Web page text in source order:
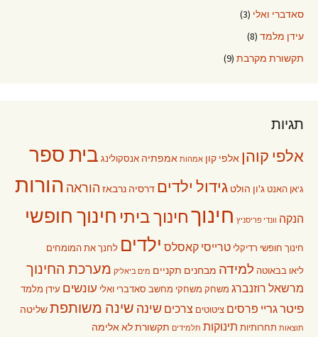
סאדברי ואלי (3)
עידן מלמד (8)
תקשורת מקרבת (9)
תגיות
אלפי קוהן אלפי קון אמהות אמפתיה אנסקולינג בית ספר
ג'אן האנט ג'ון הולט גידול ילדים דרסיה נרבאז הוראה הורות
הנקה וונדי פריסניץ חינוךחינוך ביתי חינוך חופשי
חינוך חופשי רדיקלי טרייסי קאסלס ילדים לחנך את המומחים
ליאו בבאוטה למידה מבחנים תקניים מים ביאליק מערכת החינוך
מרשאל רוזנברג משחק משחקי מחשב סאדברי ואלי עונשים עידן מלמד
פיטר גריי פרסים ציטוטים צרכים שינה שינה משותפתשליטה
תוצאות תחרותיות תינוקות תלמידים תקשורת לא אלימה